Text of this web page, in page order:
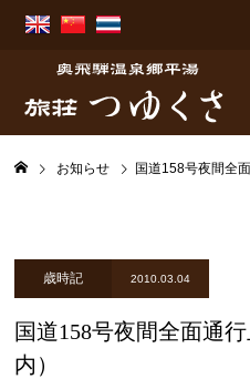
お知らせ 国道158号夜間全
歳時記 2010.03.04
国道158号夜間全面通
内）